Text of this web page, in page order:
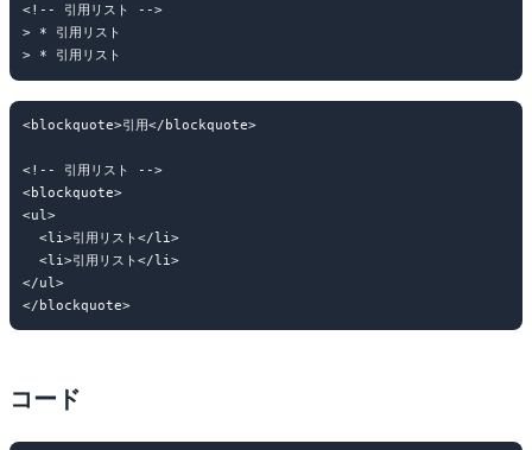
<!-- 引用リスト -->
> * 引用リスト
<blockquote>引用</blockquote>
<!-- 引用リスト -->
<blockquote>
<ul>
  <li>引用リスト</li>
  <li>引用リスト</li>
</ul>
コード